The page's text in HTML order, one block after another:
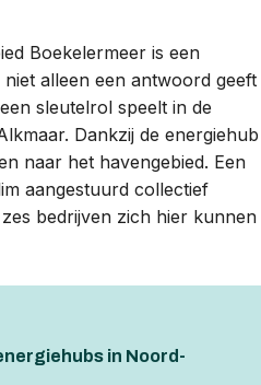
Boekelermeer is een
niet alleen een antwoord geeft
sleutelrol speelt in de
Dankzij de energiehub
naar het havengebied. Een
aangestuurd collectief
bedrijven zich hier kunnen
in Noord-